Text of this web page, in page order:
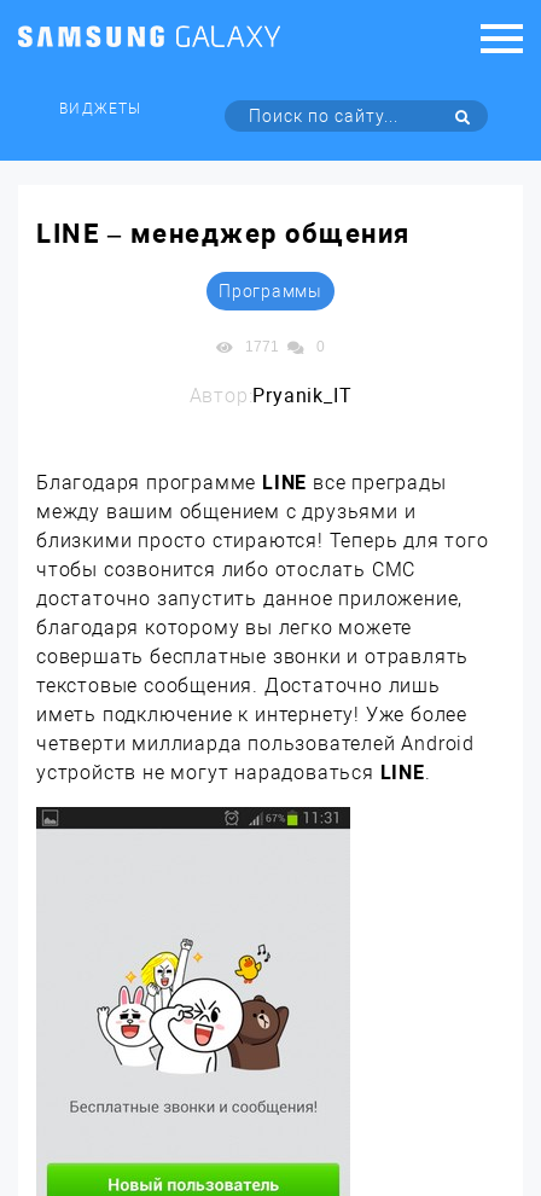
ВИДЖЕТЫ
LINE – менеджер общения
Программы
1771 0
Автор:Pryanik_IT
Благодаря программе LINE все преграды
между вашим общением с друзьями и
близкими просто стираются! Теперь для того
чтобы созвонится либо отослать СМС
достаточно запустить данное приложение,
благодаря которому вы легко можете
совершать бесплатные звонки и отравлять
текстовые сообщения. Достаточно лишь
иметь подключение к интернету! Уже более
четверти миллиарда пользователей Android
устройств не могут нарадоваться LINE.